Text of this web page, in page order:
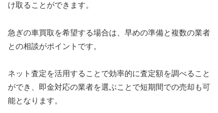
け取ることができます。
急ぎの車買取を希望する場合は、早めの準備と複数の業者
との相談がポイントです。
ネット査定を活用することで効率的に査定額を調べること
ができ、即金対応の業者を選ぶことで短期間での売却も可
能となります。